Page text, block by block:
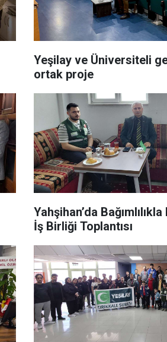
Yeşilay ve Üniversiteli
ortak proje
Yahşihan’da
İş Birliği Toplantısı